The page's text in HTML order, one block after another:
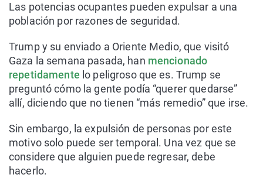
Las potencias ocupantes pueden expulsar a una
población por razones de seguridad.
Trump y su enviado a Oriente Medio, que visitó
Gaza la semana pasada, han mencionado
repetidamente lo peligroso que es. Trump se
preguntó cómo la gente podía “querer quedarse”
allí, diciendo que no tienen “más remedio” que irse.
Sin embargo, la expulsión de personas por este
motivo solo puede ser temporal. Una vez que se
considere que alguien puede regresar, debe
hacerlo.